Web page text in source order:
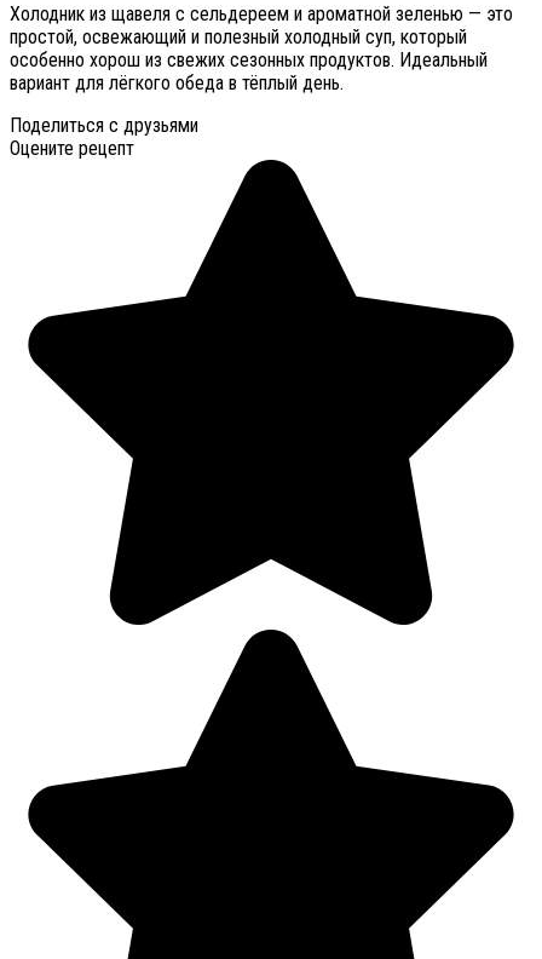
Холодник из щавеля с сельдереем и ароматной зеленью — это
простой, освежающий и полезный холодный суп, который
особенно хорош из свежих сезонных продуктов. Идеальный
вариант для лёгкого обеда в тёплый день.
Поделиться с друзьями
Оцените рецепт